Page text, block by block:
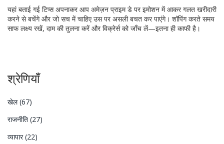
यहां बताई गई टिप्स अपनाकर आप अमेज़न प्राइम डे पर इमोशन में आकर गलत खरीदारी
करने से बचेंगे और जो सच में चाहिए उस पर असली बचत कर पाएंगे। शॉपिंग करते समय
साफ लक्ष्य रखें, दाम की तुलना करें और विक्रेर्स को जाँच लें—इतना ही काफी है।
श्रेणियाँ
खेल(67)
राजनीति (27)
व्यापार(22)